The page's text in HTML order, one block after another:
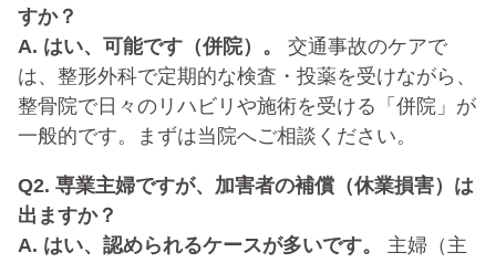
すか？
A. はい、可能です（併院）。
交通事故のケアで
は、整形外科で定期的な検査・投薬を受けながら、
整骨院で日々のリハビリや施術を受ける「併院」が
一般的です。まずは当院へご相談ください。
Q2. 専業主婦ですが、加害者の補償（休業損害）は
出ますか？
A. はい、認められるケースが多いです。
主婦（主